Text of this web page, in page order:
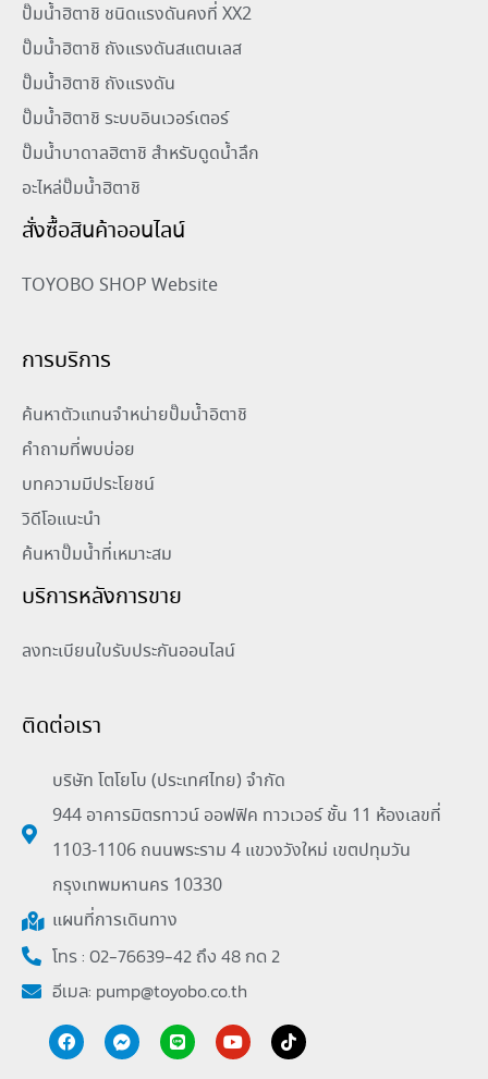
ปั๊มน้ำฮิตาชิ ชนิดแรงดันคงที่ XX2
ปั๊มน้ำฮิตาชิ ถังแรงดันสแตนเลส
ปั๊มน้ำฮิตาชิ ถังแรงดัน
ปั๊มน้ำฮิตาชิ ระบบอินเวอร์เตอร์
ปั๊มน้ำบาดาลฮิตาชิ สำหรับดูดน้ำลึก
อะไหล่ปั๊มน้ำฮิตาชิ
สั่งซื้อสินค้าออนไลน์
TOYOBO SHOP Website
การบริการ
ค้นหาตัวแทนจำหน่ายปั๊มน้ำอิตาชิ
คำถามที่พบบ่อย
บทความมีประโยชน์
วิดีโอแนะนำ
ค้นหาปั๊มน้ำที่เหมาะสม
บริการหลังการขาย
ลงทะเบียนใบรับประกันออนไลน์
ติดต่อเรา
บริษัท โตโยโบ (ประเทศไทย) จำกัด
944 อาคารมิตรทาวน์ ออฟฟิค ทาวเวอร์ ชั้น 11 ห้องเลขที่
1103-1106 ถนนพระราม 4 แขวงวังใหม่ เขตปทุมวัน
กรุงเทพมหานคร 10330
แผนที่การเดินทาง
โทร : 02-76639-42 ถึง 48 กด 2
อีเมล: pump@toyobo.co.th